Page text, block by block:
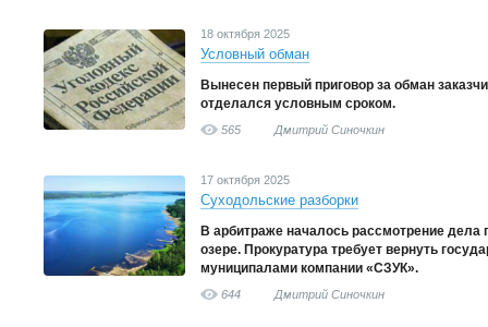
18 октября 2025
Условный обман
Вынесен первый приговор за обман
отделался условным сроком.
565 Дмитрий Синочкин
17 октября 2025
Суходольские разборки
В арбитраже началось рассмотрение дела
озере. Прокуратура требует вернуть
муниципалами компании «СЗУК».
644 Дмитрий Синочкин